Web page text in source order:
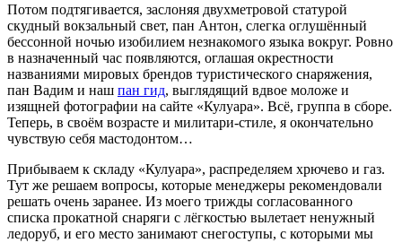
Потом подтягивается, заслоняя двухметровой статурой
скудный вокзальный свет, пан Антон, слегка оглушённый
бессонной ночью изобилием незнакомого языка вокруг. Ровно
в назначенный час появляются, оглашая окрестности
названиями мировых брендов туристического снаряжения,
пан Вадим и наш пан гид, выглядящий вдвое моложе и
изящней фотографии на сайте «Кулуара». Всё, группа в сборе.
Теперь, в своём возрасте и милитари-стиле, я окончательно
чувствую себя мастодонтом…
Прибываем к складу «Кулуара», распределяем хрючево и газ.
Тут же решаем вопросы, которые менеджеры рекомендовали
решать очень заранее. Из моего трижды согласованного
списка прокатной снаряги с лёгкостью вылетает ненужный
ледоруб, и его место занимают снегоступы, с которыми мы